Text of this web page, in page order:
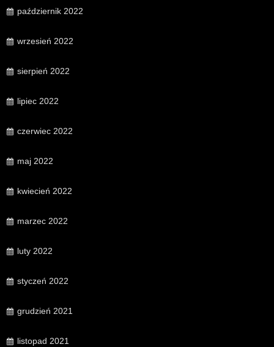
październik 2022
wrzesień 2022
sierpień 2022
lipiec 2022
czerwiec 2022
maj 2022
kwiecień 2022
marzec 2022
luty 2022
styczeń 2022
grudzień 2021
listopad 2021